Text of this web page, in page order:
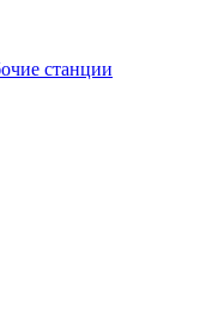
станции